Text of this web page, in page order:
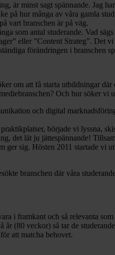
är minst sagt spännande. Jag
hur många av våra gamla
vart branschen är på väg.
som antal studerande. Vad
eller ”Content Strateg”. Det
förändringen i branschen
om att få starta utbildningar
Och hur söker vi
och digital
började vi lyssna,
det lät ju jättespännande!
sig. Hösten 2011 startade vi
branschen där våra
i framkant och så relevanta
(80 veckor) så tar de
att matcha behovet.